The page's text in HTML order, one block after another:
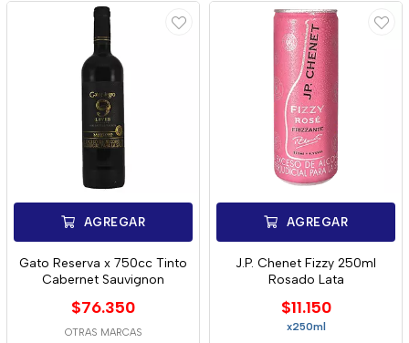
AGREGAR
Gato Reserva x 750cc Tinto
Cabernet Sauvignon
$76.350
OTRAS MARCAS
AGREGAR
J.P. Chenet Fizzy 250ml
Rosado Lata
$11.150
x250ml